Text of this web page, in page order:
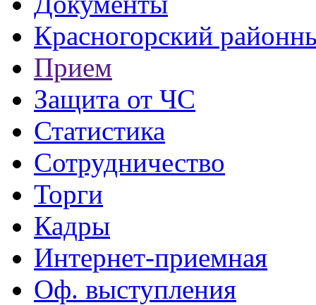
Красногорский
Прием
Защита от ЧС
Статистика
Сотрудничество
Торги
Кадры
Интернет-приемная
Оф. выступления